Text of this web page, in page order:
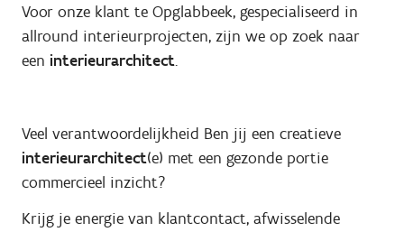
Voor onze klant te Opglabbeek, gespecialiseerd in
allround interieurprojecten, zijn we op zoek naar
een interieurarchitect.
Veel verantwoordelijkheid Ben jij een creatieve
interieurarchitect(e) met een gezonde portie
commercieel inzicht?
Krijg je energie van klantcontact, afwisselende